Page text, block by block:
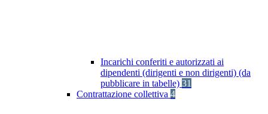
Incarichi conferiti e autorizzati ai
dipendenti (dirigenti e non dirigenti) (da
pubblicare in tabelle) 31
Contrattazione collettiva 4